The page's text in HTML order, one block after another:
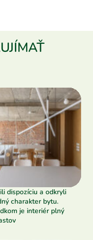
dispozíciu a odkryli
charakter bytu.
je interiér plný